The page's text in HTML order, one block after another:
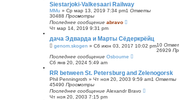
н
ы
й
п
о
с
к
Siestarjoki-Valkesaari Railway
MMu » Ср мар 13, 2019 7:34 pm1 Ответы
30488 Просмотры
Последнее сообщение abravo
Чт мар 14, 2019 9:31 pm
дача Эдварда и Марты Сёдеркрёйц
genom.skogen » Сб июн 03, 2017 10:02 pm10
26929
Последнее сообщение Osbourne
Сб янв 20, 2024 5:49 am
RR between St. Petersburg and Zelenogorsk
Phil Penningroth » Чт ноя 20, 2003 9:59 am1 Ответы
45490 Просмотры
Последнее сообщение Alexandr Bravo
Чт ноя 20, 2003 7:15 pm